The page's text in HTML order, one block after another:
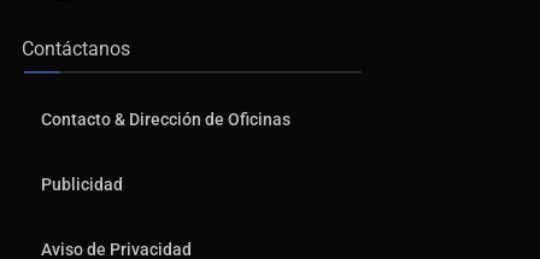
Contáctanos
Contacto & Dirección de Oficinas
Publicidad
Aviso de Privacidad